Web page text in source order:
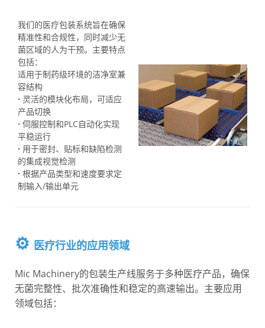
我们的医疗包装系统旨在确保
精准性和合规性，同时减少无
菌区域的人为干预。主要特点
包括：
适用于制药级环境的洁净室兼
容结构
· 灵活的模块化布局，可适应
产品切换
· 伺服控制和PLC自动化实现
平稳运行
· 用于密封、贴标和缺陷检测
的集成视觉检测
· 根据产品类型和速度要求定
制输入/输出单元
⚙️ 医疗行业的应用领域
Mic Machinery的包装生产线服务于多种医疗产品，确保
无菌完整性、批次准确性和稳定的高速输出。主要应用
领域包括：